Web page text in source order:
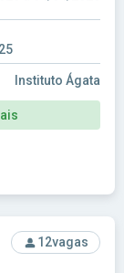
Instituto Ágata
Prefeitura
12vagas